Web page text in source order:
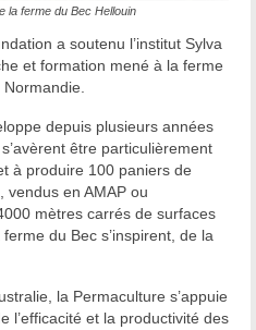
la ferme du Bec Hellouin
a soutenu l’institut Sylva
et formation mené à la ferme
depuis plusieurs années
être particulièrement
à produire 100 paniers de
vendus en AMAP ou
mètres carrés de surfaces
du Bec s’inspirent, de la
la Permaculture s’appuie
l’efficacité et la productivité des